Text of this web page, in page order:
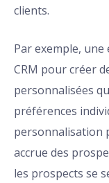
clients.
Par exemple,
CRM pour créer
personnalisées
préférences
personnalisation
accrue des
les prospects se